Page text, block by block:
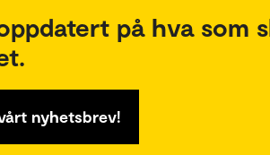
på hva som
nyhetsbrev!